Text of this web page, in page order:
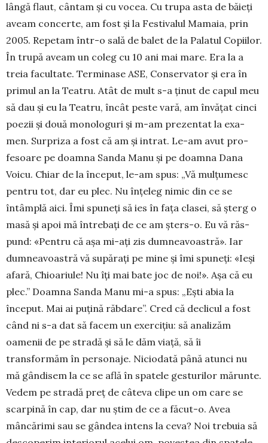
lângă flaut, cântam și cu vocea. Cu trupa asta de băieți
aveam concerte, am fost și la Festivalul Mamaia, prin
2005. Repetam într-o sală de balet de la Palatul Copiilor.
În trupă aveam un coleg cu 10 ani mai mare. Era la a
treia facultate. Terminase ASE, Con­servator și era în
primul an la Teatru. Atât de mult s-a ținut de capul meu
să dau și eu la Teatru, în­cât peste vară, am învățat cinci
poezii și două mo­nologuri și m-am prezentat la exa­
men. Sur­priza a fost că am și intrat. Le-am avut pro­
fesoare pe doamna Sanda Manu și pe doamna Dana
Voicu. Chiar de la început, le-am spus: „Vă mulțu­mesc
pentru tot, dar eu plec. Nu înțeleg nimic din ce se
întâmplă aici. Îmi spuneți să ies în fața clasei, să șterg o
masă și apoi mă întrebați de ce am șters-o. Eu vă răs­
pund: «Pentru că așa mi-ați zis dum­nea­voastră». Iar
dumneavoastră vă supărați pe mine și îmi spu­neți: «Ieși
afară, Chioariule! Nu îți mai bate joc de noi!». Așa că eu
plec.” Doamna San­da Manu mi-a spus: „Ești abia la
început. Mai ai puțină răbdare”. Cred că declicul a fost
când ni s-a dat să fa­cem un exercițiu: să analizăm
oamenii de pe stradă și să le dăm viață, să îi
transformăm în per­sonaje. Ni­cio­dată până atunci nu
mă gân­disem la ce se află în spatele gesturilor mărunte.
Vedem pe stra­dă preț de câteva clipe un om care se
scarpină în cap, dar nu știm de ce a făcut-o. Avea
mâncărimi sau se gândea intens la ceva? Noi tre­buia să